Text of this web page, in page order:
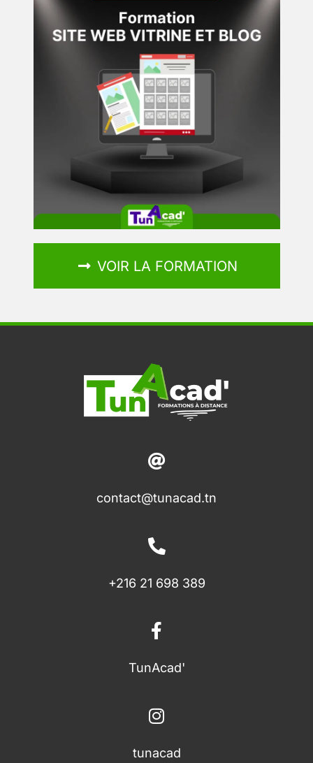
VOIR LA FORMATION
contact@tunacad.tn
+216 21 698 389
TunAcad'
tunacad